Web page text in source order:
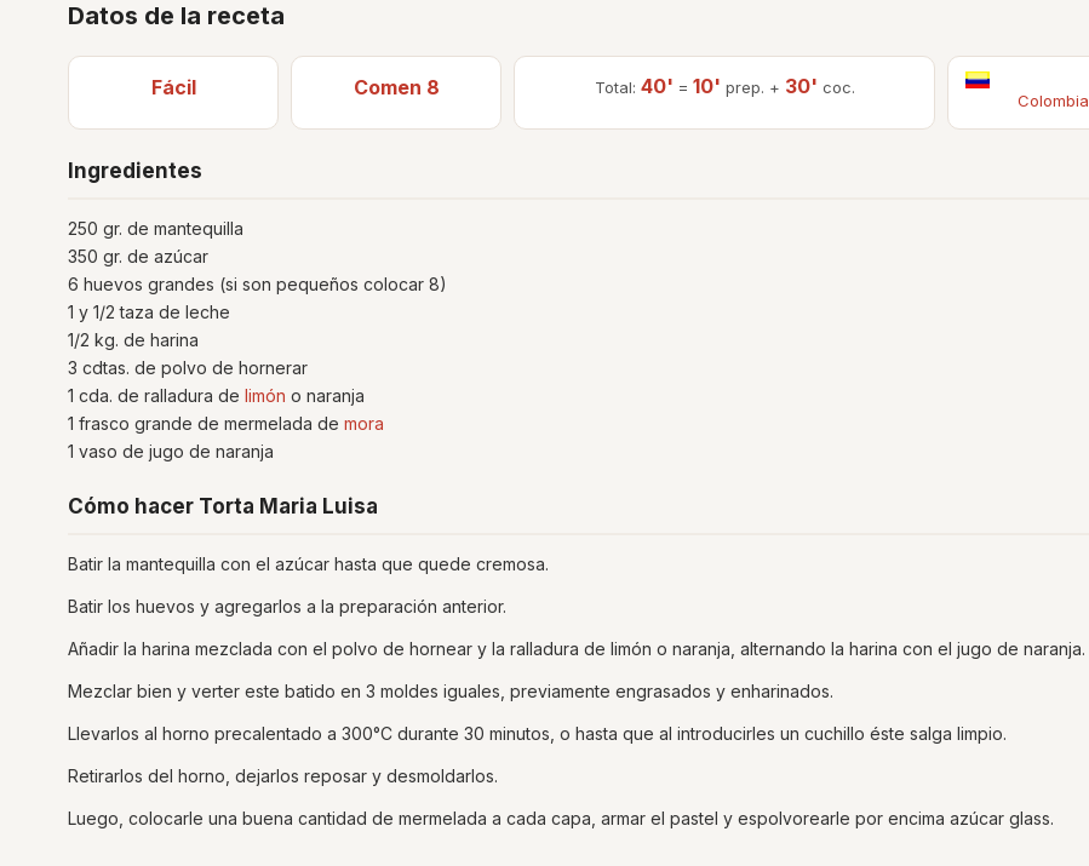
Datos de la receta
Fácil Comen 8 Total: 40' = 10' prep. + 30' coc.
Colombia
Ingredientes
250 gr. de mantequilla
350 gr. de azúcar
6 huevos grandes (si son pequeños colocar 8)
1 y 1/2 taza de leche
1/2 kg. de harina
3 cdtas. de polvo de hornerar
1 cda. de ralladura de limón o naranja
1 frasco grande de mermelada de mora
1 vaso de jugo de naranja
Cómo hacer Torta Maria Luisa
Batir la mantequilla con el azúcar hasta que quede cremosa.
Batir los huevos y agregarlos a la preparación anterior.
Añadir la harina mezclada con el polvo de hornear y la ralladura de limón o naranja, alternando la harina con el jugo de naranja.
Mezclar bien y verter este batido en 3 moldes iguales, previamente engrasados y enharinados.
Llevarlos al horno precalentado a 300°C durante 30 minutos, o hasta que al introducirles un cuchillo éste salga limpio.
Retirarlos del horno, dejarlos reposar y desmoldarlos.
Luego, colocarle una buena cantidad de mermelada a cada capa, armar el pastel y espolvorearle por encima azúcar glass.